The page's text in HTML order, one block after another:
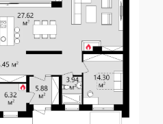
81.26 м
19.14 x 12.17 м
3.00 м